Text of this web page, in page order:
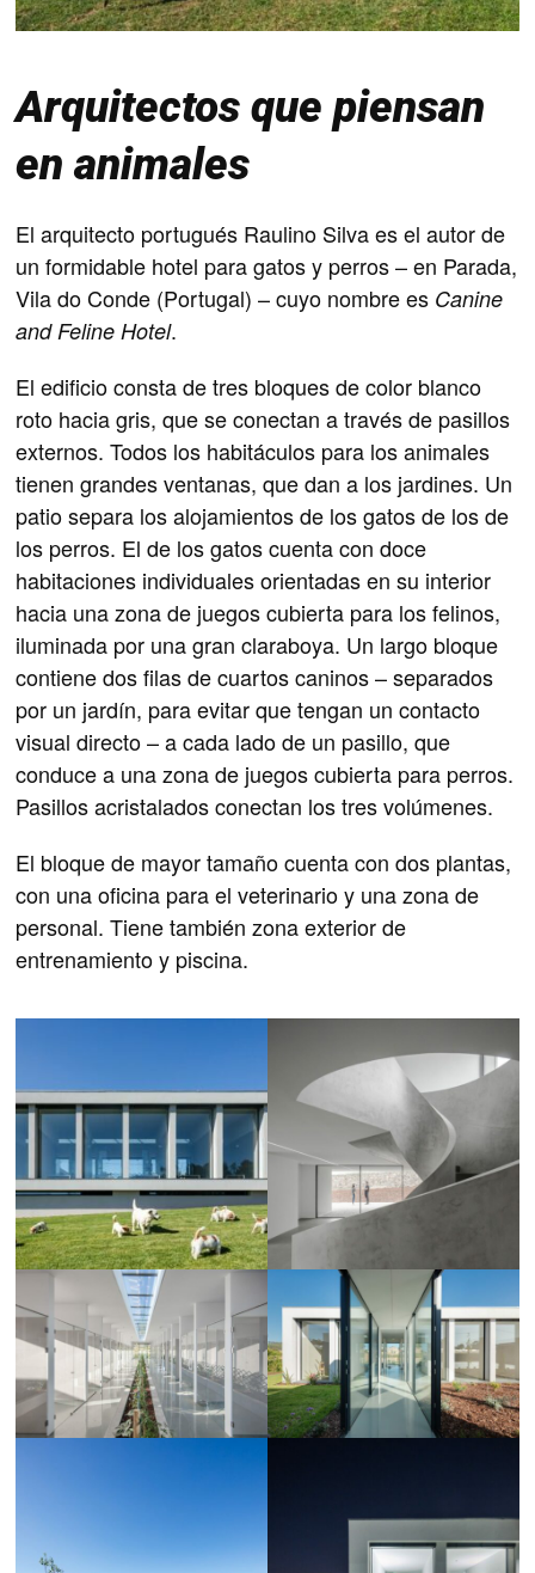
Arquitectos que piensan
en animales
El arquitecto portugués Raulino Silva es el autor de
un formidable hotel para gatos y perros – en Parada,
Vila do Conde (Portugal) – cuyo nombre es Canine
and Feline Hotel.
El edificio consta de tres bloques de color blanco
roto hacia gris, que se conectan a través de pasillos
externos. Todos los habitáculos para los animales
tienen grandes ventanas, que dan a los jardines. Un
patio separa los alojamientos de los gatos de los de
los perros. El de los gatos cuenta con doce
habitaciones individuales orientadas en su interior
hacia una zona de juegos cubierta para los felinos,
iluminada por una gran claraboya. Un largo bloque
contiene dos filas de cuartos caninos – separados
por un jardín, para evitar que tengan un contacto
visual directo – a cada lado de un pasillo, que
conduce a una zona de juegos cubierta para perros.
Pasillos acristalados conectan los tres volúmenes.
El bloque de mayor tamaño cuenta con dos plantas,
con una oficina para el veterinario y una zona de
personal. Tiene también zona exterior de
entrenamiento y piscina.